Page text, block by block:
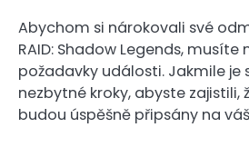
Abychom si nárokovali své
RAID: Shadow Legends, musíte
požadavky události. Jakmile je
nezbytné kroky, abyste zajistili,
budou úspěšně připsány na